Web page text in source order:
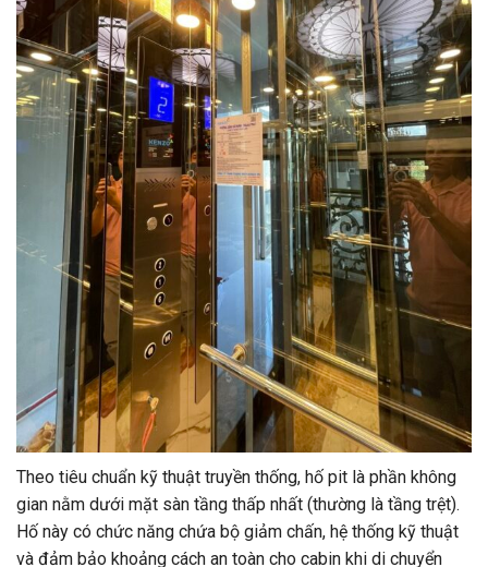
Theo tiêu chuẩn kỹ thuật truyền thống, hố pit là phần không
gian nằm dưới mặt sàn tầng thấp nhất (thường là tầng trệt).
Hố này có chức năng chứa bộ giảm chấn, hệ thống kỹ thuật
và đảm bảo khoảng cách an toàn cho cabin khi di chuyển